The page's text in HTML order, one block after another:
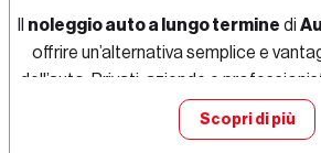
Il noleggio auto a lungo termine di
offrire un’alternativa semplice e
dell’auto. Privati, aziende e
tra veicoli sempre nuovi e accedere a
canone fisso mensilee
Scopri di più